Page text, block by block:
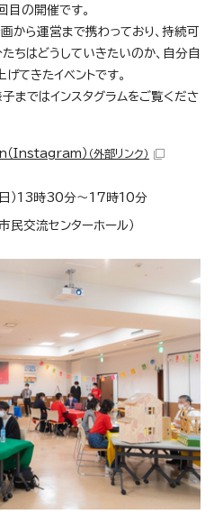
目の開催です。
から運営まで携わっており、持続可
ちはどうしていきたいのか、自分自
てきたイベントです。
まではインスタグラムをご覧くださ
Instagram） （外部リンク）
日）13時30分～17時10分
民交流センターホール）